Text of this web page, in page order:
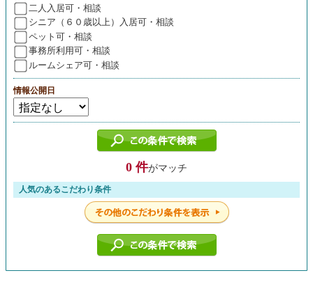
二人入居可・相談
シニア（６０歳以上）入居可・相談
ペット可・相談
事務所利用可・相談
ルームシェア可・相談
情報公開日
0 件がマッチ
人気のあるこだわり条件